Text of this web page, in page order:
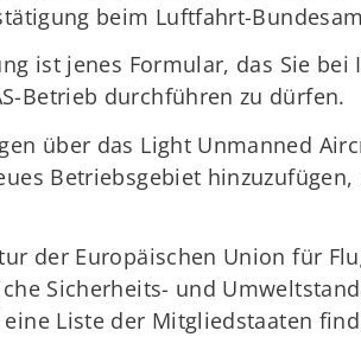
beim Luftfahrt-
ist jenes Formular, das Sie
Betrieb durchführen zu dürfen.
über das Light Unmanned
Betriebsgebiet
der Europäischen Union für
Sicherheits- und
Liste der Mitgliedstaaten